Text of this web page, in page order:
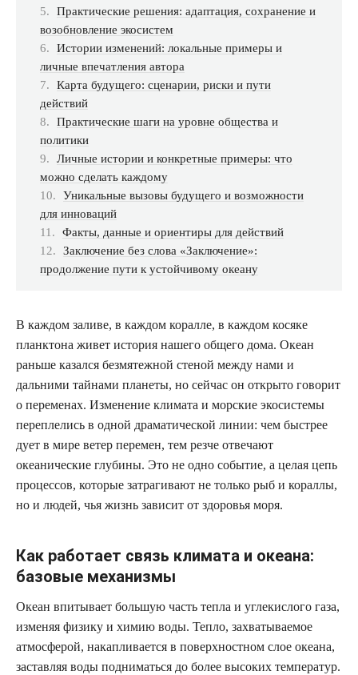
Практические решения: адаптация, сохранение и
возобновление экосистем
Истории изменений: локальные примеры и
личные впечатления автора
Карта будущего: сценарии, риски и пути
действий
Практические шаги на уровне общества и
политики
Личные истории и конкретные примеры: что
можно сделать каждому
Уникальные вызовы будущего и возможности
для инноваций
Факты, данные и ориентиры для действий
Заключение без слова «Заключение»:
продолжение пути к устойчивому океану
В каждом заливе, в каждом коралле, в каждом косяке
планктона живет история нашего общего дома. Океан
раньше казался безмятежной стеной между нами и
дальними тайнами планеты, но сейчас он открыто говорит
о переменах. Изменение климата и морские экосистемы
переплелись в одной драматической линии: чем быстрее
дует в мире ветер перемен, тем резче отвечают
океанические глубины. Это не одно событие, а целая цепь
процессов, которые затрагивают не только рыб и кораллы,
но и людей, чья жизнь зависит от здоровья моря.
Как работает связь климата и океана:
базовые механизмы
Океан впитывает большую часть тепла и углекислого газа,
изменяя физику и химию воды. Тепло, захватываемое
атмосферой, накапливается в поверхностном слое океана,
заставляя воды подниматься до более высоких температур.